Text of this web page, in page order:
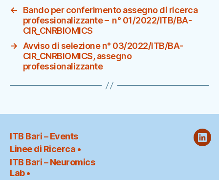
←
Bando per conferimento assegno di ricerca
professionalizzante – n° 01/2022/ITB/BA-
CIR_CNRBIOMICS
→ Avviso di selezione n° 03/2022/ITB/BA-
CIR_CNRBIOMICS, assegno
professionalizzante
ITB Bari – Events
Linee di Ricerca •
ITB Bari – Neuromics
Lab •
ITB